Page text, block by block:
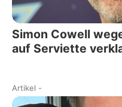
Simon Cowell
auf Serviette
Artikel -